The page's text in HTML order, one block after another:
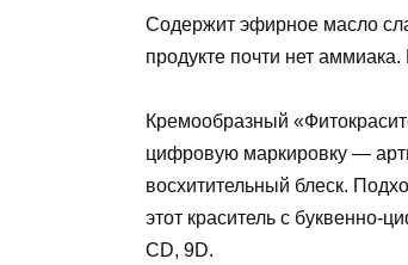
Содержит эфирное масло
продукте почти нет
Кремообразный
цифровую маркировку —
восхитительный блеск.
этот краситель с
CD, 9D.